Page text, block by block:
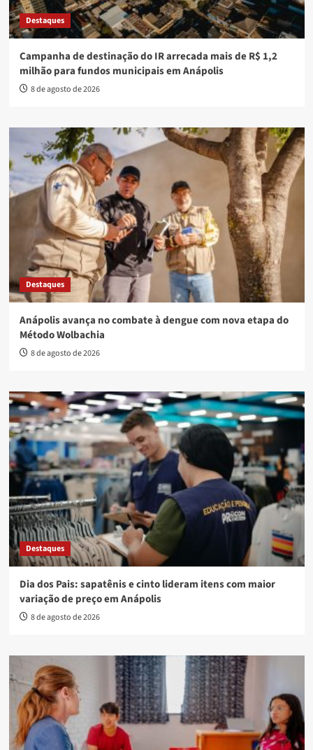
Destaques
Campanha de destinação do IR arrecada mais de R$ 1,2
milhão para fundos municipais em Anápolis
8 de agosto de 2026
Destaques
Anápolis avança no combate à dengue com nova etapa do
Método Wolbachia
8 de agosto de 2026
Destaques
Dia dos Pais: sapatênis e cinto lideram itens com maior
variação de preço em Anápolis
8 de agosto de 2026